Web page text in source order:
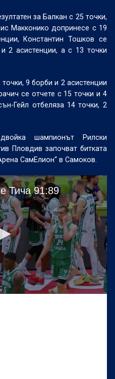
за Балкан с 25 точки,
Макконико допринесе с 19
Константин Тошков се
2 асистенции, а с 13 точки
9 борби и 2 асистенции
се отчете с 15 точки и 4
Гейл отбеляза 14 точки, 2
шампионът Рилски
Пловдив започват битката
СамЕлион“ в Самоков.